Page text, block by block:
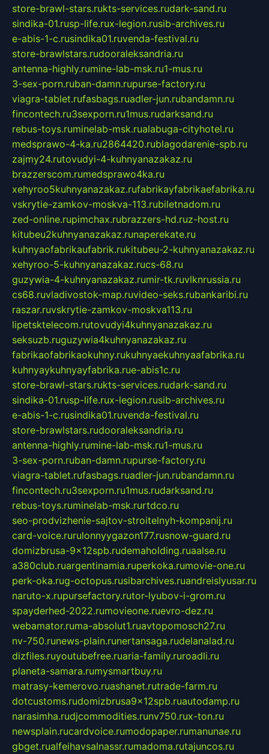
store-brawl-stars.rukts-services.rudark-sand.ru
sindika-01.rusp-life.rux-legion.rusib-archives.ru
e-abis-1-c.rusindika01.ruvenda-festival.ru
store-brawlstars.rudooraleksandria.ru
antenna-highly.rumine-lab-msk.ru1-mus.ru
3-sex-porn.ruban-damn.rupurse-factory.ru
viagra-tablet.rufasbags.ruadler-jun.rubandamn.ru
fincontech.ru3sexporn.ru1mus.rudarksand.ru
rebus-toys.ruminelab-msk.rualabuga-cityhotel.ru
medsprawo-4-ka.ru2864420.rublagodarenie-spb.ru
zajmy24.rutovudyi-4-kuhnyanazakaz.ru
brazzerscom.rumedsprawo4ka.ru
xehyroo5kuhnyanazakaz.rufabrikayfabrikaefabrika.ru
vskrytie-zamkov-moskva-113.rubiletnadom.ru
zed-online.rupimchax.rubrazzers-hd.ruz-host.ru
kitubeu2kuhnyanazakaz.runaperekate.ru
kuhnyaofabrikaufabrik.rukitubeu-2-kuhnyanazakaz.ru
xehyroo-5-kuhnyanazakaz.rucs-68.ru
guzywia-4-kuhnyanazakaz.rumir-tk.ruvlknrussia.ru
cs68.ruvladivostok-map.ruvideo-seks.rubankaribi.ru
raszar.ruvskrytie-zamkov-moskva113.ru
lipetsktelecom.rutovudyi4kuhnyanazakaz.ru
seksuzb.ruguzywia4kuhnyanazakaz.ru
fabrikaofabrikaokuhny.rukuhnyaekuhnyaafabrika.ru
kuhnyaykuhnyayfabrika.rue-abis1c.ru
store-brawl-stars.rukts-services.rudark-sand.ru
sindika-01.rusp-life.rux-legion.rusib-archives.ru
e-abis-1-c.rusindika01.ruvenda-festival.ru
store-brawlstars.rudooraleksandria.ru
antenna-highly.rumine-lab-msk.ru1-mus.ru
3-sex-porn.ruban-damn.rupurse-factory.ru
viagra-tablet.rufasbags.ruadler-jun.rubandamn.ru
fincontech.ru3sexporn.ru1mus.rudarksand.ru
rebus-toys.ruminelab-msk.rurtdco.ru
seo-prodvizhenie-sajtov-stroitelnyh-kompanij.ru
card-voice.rurulonnyygazon177.rusnow-guard.ru
domizbrusa-9x12spb.rudemaholding.ruaalse.ru
a380club.ruargentinamia.ruperkoka.rumovie-one.ru
perk-oka.rug-octopus.rusibarchives.ruandreislyusar.ru
naruto-x.rupursefactory.rutor-lyubov-i-grom.ru
spayderhed-2022.rumovieone.ruevro-dez.ru
webamator.ruma-absolut1.ruavtopomosch27.ru
nv-750.runews-plain.runertansaga.rudelanalad.ru
dizfiles.ruyoutubefree.ruaria-family.ruroadli.ru
planeta-samara.rumysmartbuy.ru
matrasy-kemerovo.ruashanet.rutrade-farm.ru
dotcustoms.rudomizbrusa9x12spb.ruautodamp.ru
narasimha.rudjcommodities.runv750.rux-ton.ru
newsplain.rucardvoice.rumodopaper.rumanunae.ru
gbget.rualfeihavsalnassr.rumadoma.rutajuncos.ru